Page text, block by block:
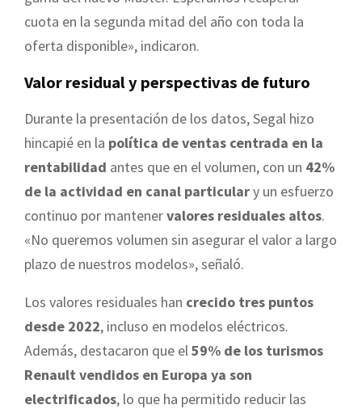
cuota en la segunda mitad del año con toda la
oferta disponible», indicaron.
Valor residual y perspectivas de futuro
Durante la presentación de los datos, Segal hizo
hincapié en la política de ventas centrada en la
rentabilidad antes que en el volumen, con un 42%
de la actividad en canal particulary un esfuerzo
continuo por mantenervalores residuales altos.
«No queremos volumen sin asegurar el valor a largo
plazo de nuestros modelos», señaló.
Los valores residuales han crecido tres puntos
desde 2022, incluso en modelos eléctricos.
Además, destacaron que el59% de los turismos
Renault vendidos en Europa ya son
electrificados, lo que ha permitido reducir las